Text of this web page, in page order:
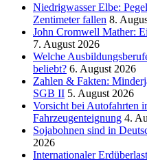
Niedrigwasser Elbe:
Zentimeter fallen 8.
John Cromwell Mather:
7. August 2026
Welche
beliebt? 6. August 2026
Zahlen & Fakten:
SGB II 5. August 2026
Vorsicht bei Autofahrten
Fahrzeugenteignung 4.
Sojabohnen sind in
2026
Internationaler